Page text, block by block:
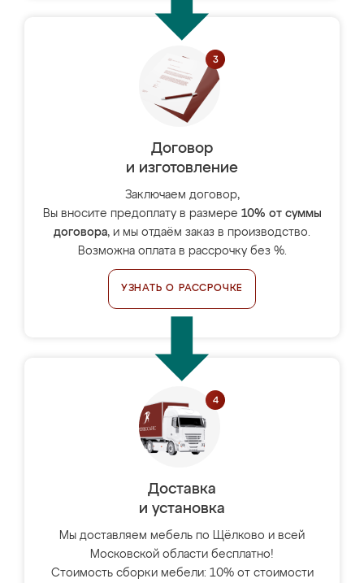
Договор
и изготовление
Заключаем договор,
Вы вносите предоплату в размере 10% от суммы
договора, и мы отдаём заказ в производство.
Возможна оплата в рассрочку без %.
УЗНАТЬ О РАССРОЧКЕ
Доставка
и установка
Мы доставляем мебель по Щёлково и всей
Московской области бесплатно!
Стоимость сборки мебели: 10% от стоимости